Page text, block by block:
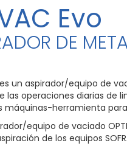
Evo
DE
es un aspirador/equipo de
las operaciones diarias de
máquinas-herramienta
equipo de vaciado
de los equipos